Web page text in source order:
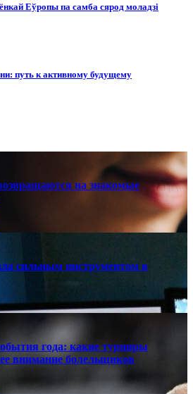
Еўропы па самба сярод моладзі
путь к активному будущему
на знакомые
сильным инструментом в
года: какие турниры
внимание болельщиков